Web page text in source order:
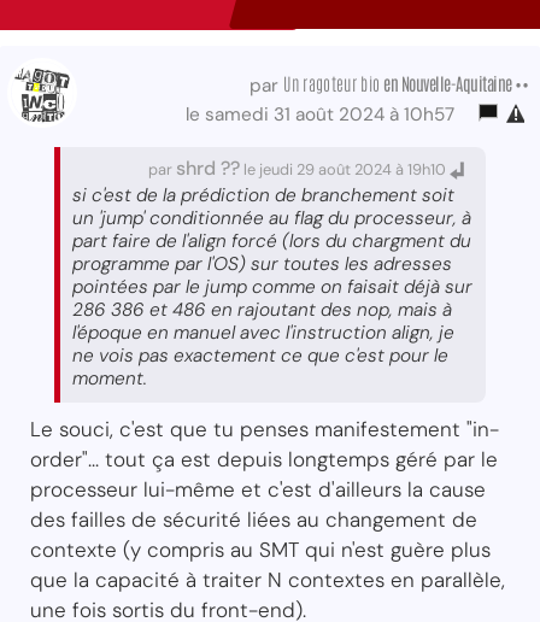
par Un ragoteur bio en Nouvelle-Aquitaine ••
le samedi 31 août 2024 à 10h57
par shrd ?? le jeudi 29 août 2024 à 19h10
si c'est de la prédiction de branchement soit
un 'jump' conditionnée au flag du processeur, à
part faire de l'align forcé (lors du chargment du
programme par l'OS) sur toutes les adresses
pointées par le jump comme on faisait déjà sur
286 386 et 486 en rajoutant des nop, mais à
l'époque en manuel avec l'instruction align, je
ne vois pas exactement ce que c'est pour le
moment.
Le souci, c'est que tu penses manifestement "in-
order"... tout ça est depuis longtemps géré par le
processeur lui-même et c'est d'ailleurs la cause
des failles de sécurité liées au changement de
contexte (y compris au SMT qui n'est guère plus
que la capacité à traiter N contextes en parallèle,
une fois sortis du front-end).